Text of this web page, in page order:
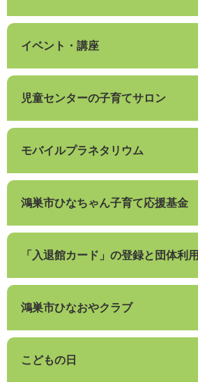
イベント・講座
児童センターの子育てサロン
モバイルプラネタリウム
鴻巣市ひなちゃん子育て応援基金
「入退館カード」の登録と団体利用
鴻巣市ひなおやクラブ
こどもの日